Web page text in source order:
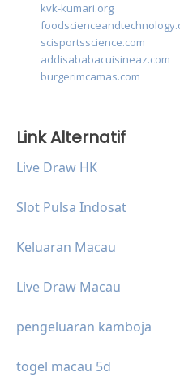
kvk-kumari.org
scisportsscience.com
addisababacuisineaz.com
burgerimcamas.com
Link Alternatif
Live Draw HK
Slot Pulsa Indosat
Keluaran Macau
Live Draw Macau
pengeluaran kamboja
togel macau 5d